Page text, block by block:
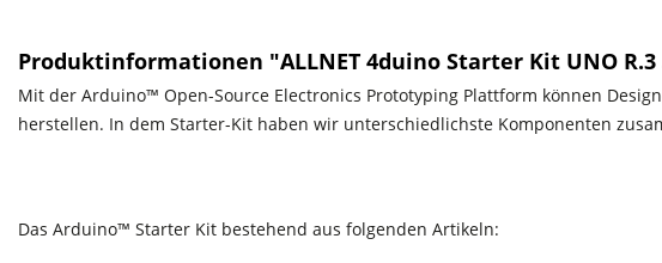
Produktinformationen "ALLNET 4duino Starter Kit UNO R.3
Mit der Arduino™ Open-Source Electronics Prototyping Plattform können
herstellen. In dem Starter-Kit haben wir unterschiedlichste Komponenten
Das Arduino™ Starter Kit bestehend aus folgenden Artikeln: